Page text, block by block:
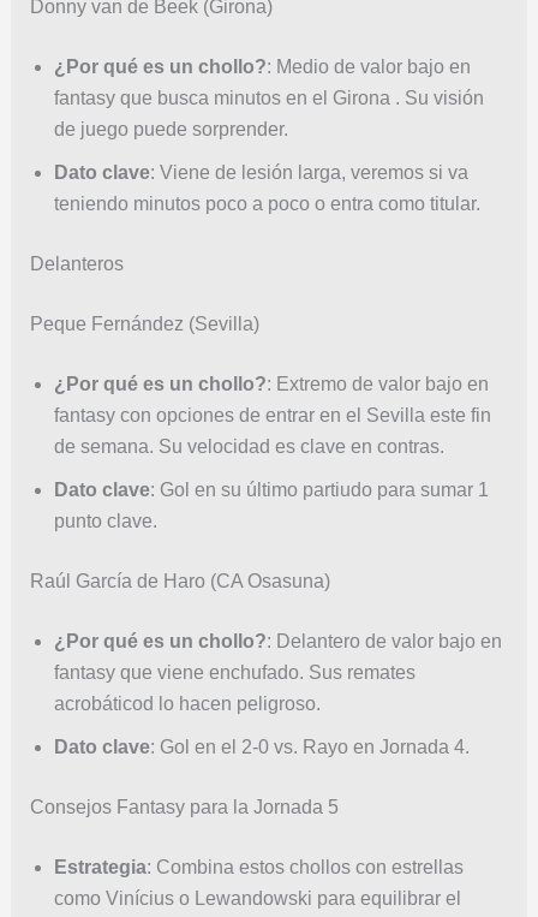
Donny van de Beek (Girona)
¿Por qué es un chollo?: Medio de valor bajo en
fantasy que busca minutos en el Girona . Su visión
de juego puede sorprender.
Dato clave: Viene de lesión larga, veremos si va
teniendo minutos poco a poco o entra como titular.
Delanteros
Peque Fernández (Sevilla)
¿Por qué es un chollo?: Extremo de valor bajo en
fantasy con opciones de entrar en el Sevilla este fin
de semana. Su velocidad es clave en contras.
Dato clave: Gol en su último partiudo para sumar 1
punto clave.
Raúl García de Haro (CA Osasuna)
¿Por qué es un chollo?: Delantero de valor bajo en
fantasy que viene enchufado. Sus remates
acrobáticod lo hacen peligroso.
Dato clave: Gol en el 2-0 vs. Rayo en Jornada 4.
Consejos Fantasy para la Jornada 5
Estrategia: Combina estos chollos con estrellas
como Vinícius o Lewandowski para equilibrar el